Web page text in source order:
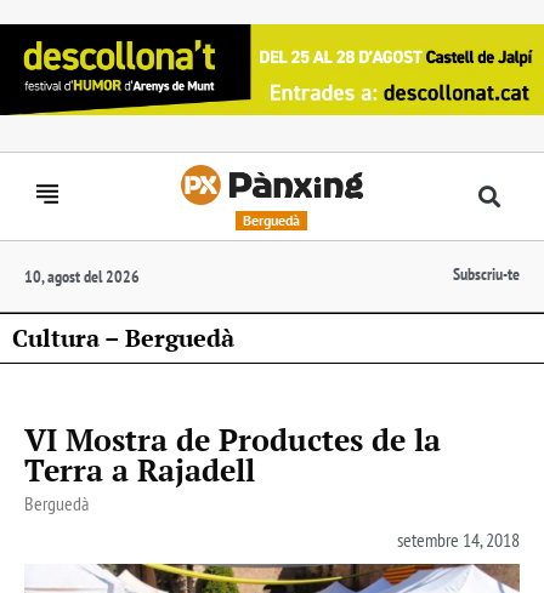
Berguedà
10, agost del 2026 Subscriu-te
Cultura – Berguedà
VI Mostra de Productes de la
Terra a Rajadell
Berguedà
setembre 14, 2018